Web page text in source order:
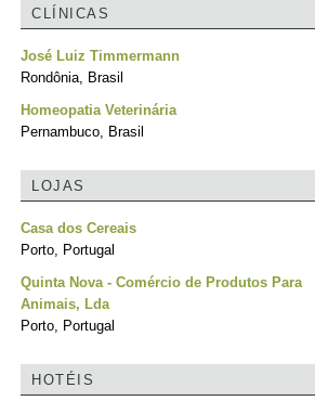
CLÍNICAS
José Luiz Timmermann
Rondônia, Brasil
Homeopatia Veterinária
Pernambuco, Brasil
LOJAS
Casa dos Cereais
Porto, Portugal
Quinta Nova - Comércio de Produtos Para
Animais, Lda
Porto, Portugal
HOTÉIS